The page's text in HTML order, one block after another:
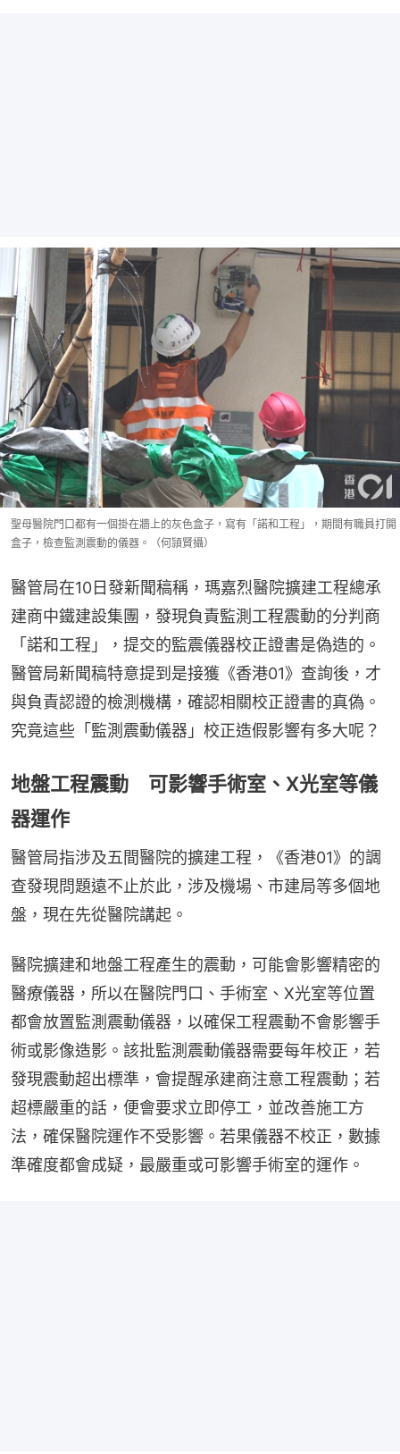
聖母醫院門口都有一個掛在牆上的灰色盒子，寫有「諾和工程」，期間有職員打開
盒子，檢查監測震動的儀器。（何頴賢攝）
醫管局在10日發新聞稿稱，瑪嘉烈醫院擴建工程總承
建商中鐵建設集團，發現負責監測工程震動的分判商
「諾和工程」，提交的監震儀器校正證書是偽造的。
醫管局新聞稿特意提到是接獲《香港01》查詢後，才
與負責認證的檢測機構，確認相關校正證書的真偽。
究竟這些「監測震動儀器」校正造假影響有多大呢？
地盤工程震動 可影響手術室、X光室等儀
器運作
醫管局指涉及五間醫院的擴建工程，《香港01》的調
查發現問題遠不止於此，涉及機場、市建局等多個地
盤，現在先從醫院講起。
醫院擴建和地盤工程產生的震動，可能會影響精密的
醫療儀器，所以在醫院門口、手術室、X光室等位置
都會放置監測震動儀器，以確保工程震動不會影響手
術或影像造影。該批監測震動儀器需要每年校正，若
發現震動超出標準，會提醒承建商注意工程震動；若
超標嚴重的話，便會要求立即停工，並改善施工方
法，確保醫院運作不受影響。若果儀器不校正，數據
準確度都會成疑，最嚴重或可影響手術室的運作。